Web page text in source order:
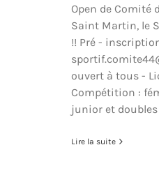
Open de Comité
Saint Martin, le
!! Pré -
ouvert à tous -
Compétition :
junior et doubles
Lire la suite